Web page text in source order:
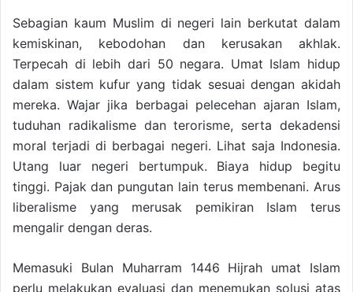
Sebagian kaum Muslim di negeri lain berkutat dalam
kemiskinan, kebodohan dan kerusakan akhlak.
Terpecah di lebih dari 50 negara. Umat Islam hidup
dalam sistem kufur yang tidak sesuai dengan akidah
mereka. Wajar jika berbagai pelecehan ajaran Islam,
tuduhan radikalisme dan terorisme, serta dekadensi
moral terjadi di berbagai negeri. Lihat saja Indonesia.
Utang luar negeri bertumpuk. Biaya hidup begitu
tinggi. Pajak dan pungutan lain terus membenani. Arus
liberalisme yang merusak pemikiran Islam terus
mengalir dengan deras.
Memasuki Bulan Muharram 1446 Hijrah umat Islam
perlu melakukan evaluasi dan menemukan solusi atas